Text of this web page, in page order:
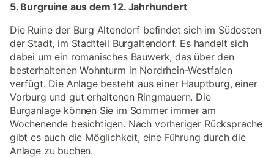
5. Burgruine aus dem 12. Jahrhundert
Die Ruine der Burg Altendorf befindet sich im Südosten
der Stadt, im Stadtteil Burgaltendorf. Es handelt sich
dabei um ein romanisches Bauwerk, das über den
besterhaltenen Wohnturm in Nordrhein-Westfalen
verfügt. Die Anlage besteht aus einer Hauptburg, einer
Vorburg und gut erhaltenen Ringmauern. Die
Burganlage können Sie im Sommer immer am
Wochenende besichtigen. Nach vorheriger Rücksprache
gibt es auch die Möglichkeit, eine Führung durch die
Anlage zu buchen.